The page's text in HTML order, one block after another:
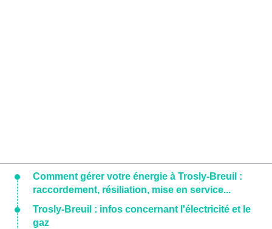
Comment gérer votre énergie à Trosly-Breuil :
raccordement, résiliation, mise en service...
Trosly-Breuil : infos concernant l'électricité et le
gaz